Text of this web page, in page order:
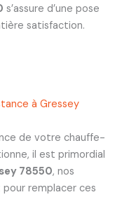
s’assure d’une pose
satisfaction.
à Gressey
de votre chauffe-
il est primordial
78550, nos
remplacer ces